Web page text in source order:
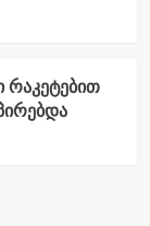
რაკეტებით